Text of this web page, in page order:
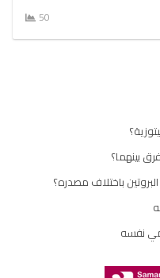
50
بينهما؟
باختلاف مصدره؟
نفسه